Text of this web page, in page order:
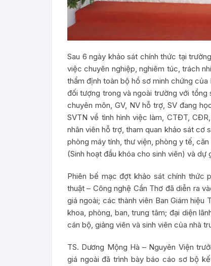
Sau 6 ngày khảo sát chính thức tại
việc chuyên nghiệp, nghiêm túc, trách
thẩm định toàn bộ hồ sơ minh chứng
đối tượng trong và ngoài trường với tổng
chuyên môn, GV, NV hỗ trợ, SV đang
SVTN về tình hình việc làm, CTĐT,
nhân viên hỗ trợ, tham quan khảo sát
phòng máy tính, thư viện, phòng y tế,
(Sinh hoạt đầu khóa cho sinh viên) và
Phiên bế mạc đợt khảo sát chính thức
thuật – Công nghệ Cần Thơ đã diễn ra
giá ngoài; các thành viên Ban Giám
khoa, phòng, ban, trung tâm; đại diện
cán bộ, giảng viên và sinh viên của nhà
TS. Dương Mộng Hà – Nguyên Viện
giá ngoài đã trình bày báo cáo sơ bộ